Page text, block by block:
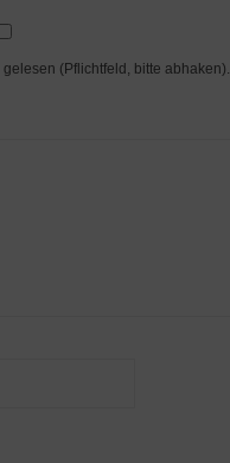
gelesen (Pflichtfeld, bitte abhaken).